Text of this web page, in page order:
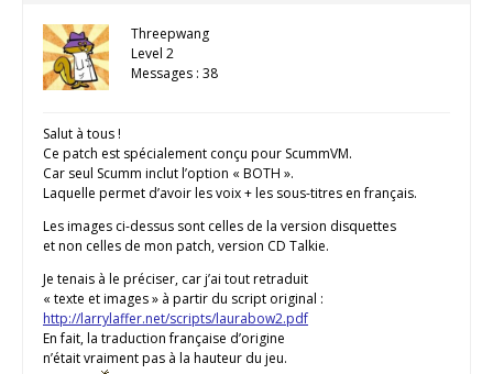
Threepwang
Level 2
Messages : 38
Salut à tous !
Ce patch est spécialement conçu pour ScummVM.
Car seul Scumm inclut l’option « BOTH ».
Laquelle permet d’avoir les voix + les sous-titres en français.
Les images ci-dessus sont celles de la version disquettes
et non celles de mon patch, version CD Talkie.
Je tenais à le préciser, car j’ai tout retraduit
« texte et images » à partir du script original :
http://larrylaffer.net/scripts/laurabow2.pdf
En fait, la traduction française d’origine
n’était vraiment pas à la hauteur du jeu.